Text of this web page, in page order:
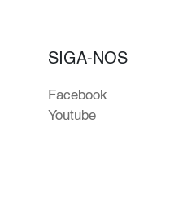
SIGA-NOS
Facebook
Youtube